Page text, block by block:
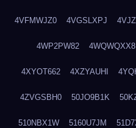
4VFMWJZ0 4VGSLXPJ
4WP2PW82 4WQWQXX8
4XYOT662 4XZYAUHI
4ZVGSBH0 50JO9B1K
510NBX1W 5160U7JM